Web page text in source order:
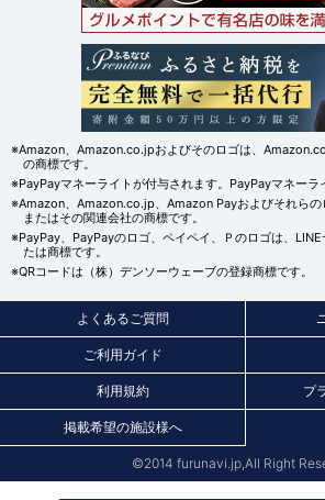
※Amazon、Amazon.co.jpおよびそのロゴは、
の商標です。
※PayPayマネーライトが付与されます。PayPayマネーラ
※Amazon、Amazon.co.jp、Amazon Payおよびそれら
またはその関連会社の商標です。
※PayPay、PayPayのロゴ、ペイペイ、Ｐのロゴは、
たは商標です。
※QRコードは（株）デンソーウェーブの登録商標です。
よくあるご質問
ご利用ガイド
利用規約 プ
掲載希望の施設様へ
©2014 furunavi.jp,All Right